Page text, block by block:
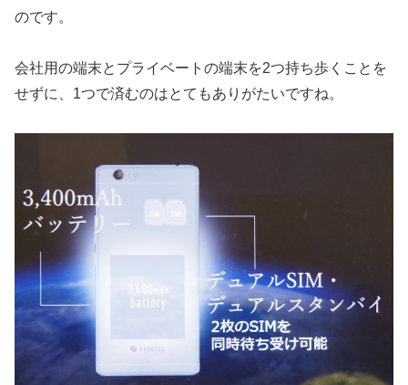
のです。
会社用の端末とプライベートの端末を2つ持ち歩くことを
せずに、1つで済むのはとてもありがたいですね。